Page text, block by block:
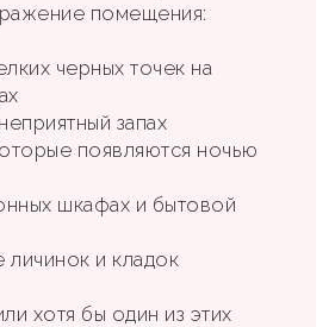
помещения:
черных точек на
запах
появляются ночью
шкафах и бытовой
личинок и кладок
хотя бы один из этих